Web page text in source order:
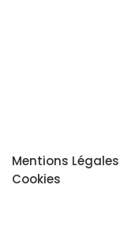
Mentions Légales
Cookies